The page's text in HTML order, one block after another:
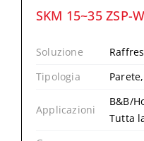
SKM 15~35 ZSP-W
Soluzione
Tipologia
Applicazioni
B&B/
Tutta